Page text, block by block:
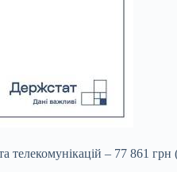
телекомунікацій – 77 861